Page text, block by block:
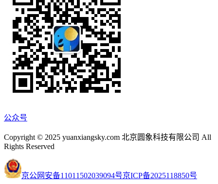
公众号
Copyright © 2025 yuanxiangsky.com 北京圆象科技有限公司 All
Rights Reserved
京公网安备11011502039094号京ICP备2025118850号